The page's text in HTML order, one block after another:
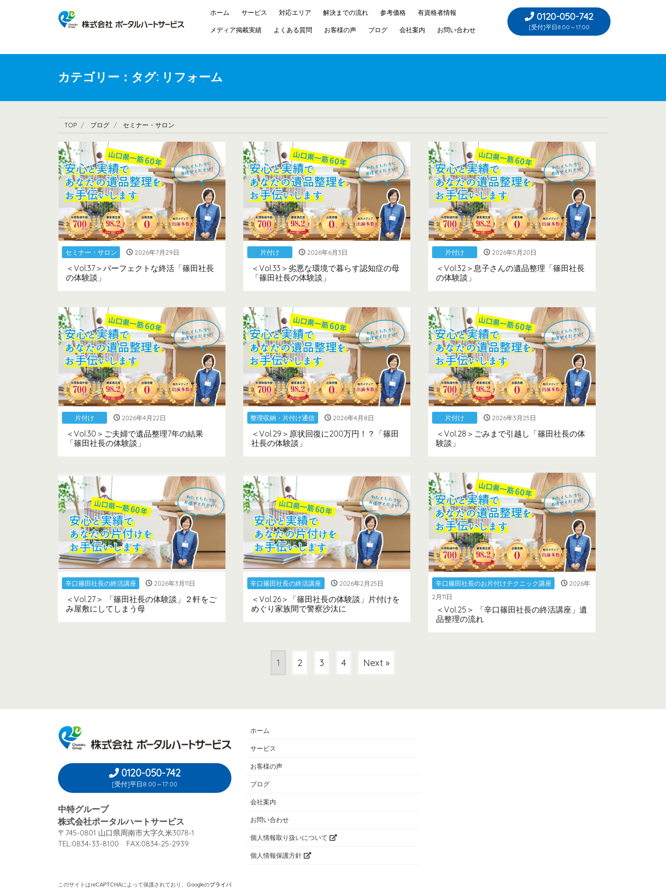
ホーム サービス 対応エリア 解決までの流れ 参考価格 有資格者情報
メディア掲載実績 よくある質問 お客様の声 ブログ 会社案内 お問い合わせ
0120-050-742
[受付]平日8:00～17:00
カテゴリー：タグ: リフォーム
TOP ブログ セミナー・サロン
セミナー・サロン 2026年7月29日
＜Vol.37＞パーフェクトな終活「篠田社長
の体験談」
片付け 2026年6月3日
＜Vol.33＞劣悪な環境で暮らす認知症の母
「篠田社長の体験談」
片付け 2026年5月20日
＜Vol.32＞息子さんの遺品整理「篠田社長
の体験談」
片付け 2026年4月22日
＜Vol.30＞ご夫婦で遺品整理7年の結果
「篠田社長の体験談」
整理収納・片付け通信 2026年4月8日
＜Vol.29＞原状回復に200万円！？「篠田
社長の体験談」
片付け 2026年3月25日
＜Vol.28＞ごみまで引越し「篠田社長の体
験談」
辛口篠田社長の終活講座 2026年3月11日
＜Vol.27＞ 「篠田社長の体験談」２軒をご
み屋敷にしてしまう母
辛口篠田社長の終活講座 2026年2月25日
＜Vol.26＞「篠田社長の体験談」片付けを
めぐり家族間で警察沙汰に
辛口篠田社長のお片付けテクニック講座
2026年
2月11日
＜Vol.25＞ 「辛口篠田社長の終活講座」遺
品整理の流れ
1 2 3 4 Next »
0120-050-742
[受付]平日8:00～17:00
中特グループ
株式会社ポータルハートサービス
〒745-0801 山口県周南市大字久米3078-1
TEL:0834-33-8100 FAX:0834-25-2939
ホーム
サービス
お客様の声
ブログ
会社案内
お問い合わせ
個人情報取り扱いについて
個人情報保護方針
このサイトはreCAPTCHAによって保護されており、 Googleのプライバ